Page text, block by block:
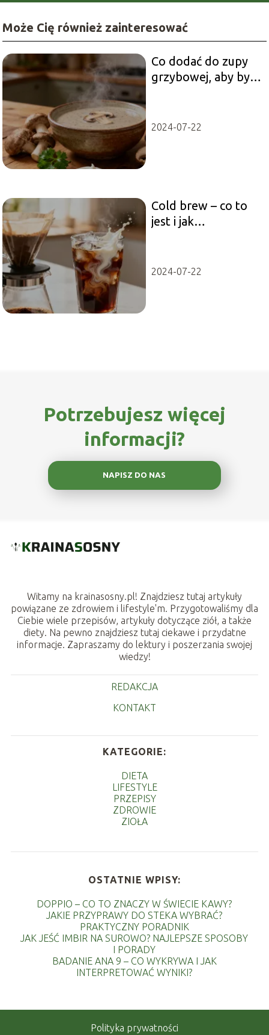
Może Cię również zainteresować
Co dodać do zupy
grzybowej, aby była
2024-07-22
Cold brew – co to
jest i jak
2024-07-22
Potrzebujesz więcej
informacji?
NAPISZ DO NAS
Witamy na krainasosny.pl! Znajdziesz tutaj artykuły
powiązane ze zdrowiem i lifestyle'm. Przygotowaliśmy dla
Ciebie wiele przepisów, artykuły dotyczące ziół, a także
diety. Na pewno znajdziesz tutaj ciekawe i przydatne
informacje. Zapraszamy do lektury i poszerzania swojej
wiedzy!
REDAKCJA
KONTAKT
KATEGORIE:
DIETA
LIFESTYLE
PRZEPISY
ZDROWIE
ZIOŁA
OSTATNIE WPISY:
DOPPIO – CO TO ZNACZY W ŚWIECIE KAWY?
JAKIE PRZYPRAWY DO STEKA WYBRAĆ?
PRAKTYCZNY PORADNIK
JAK JEŚĆ IMBIR NA SUROWO? NAJLEPSZE SPOSOBY
I PORADY
BADANIE ANA 9 – CO WYKRYWA I JAK
INTERPRETOWAĆ WYNIKI?
Polityka prywatności